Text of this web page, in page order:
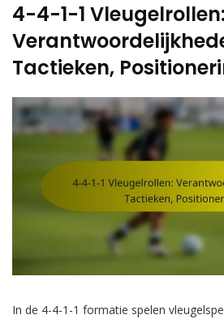
4-4-1-1 Vleugelrollen:
Tactieken,
In de 4-4-1-1 formatie spelen